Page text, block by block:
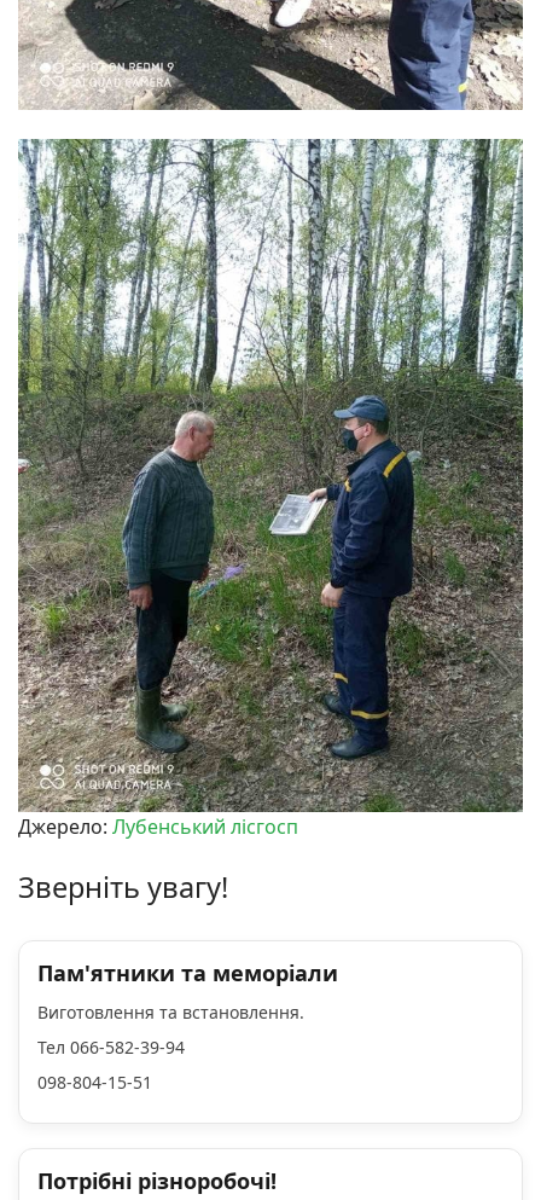
Джерело: Лубенський лісгосп
Зверніть увагу!
Пам'ятники та меморіали
Виготовлення та встановлення.
Тел 066-582-39-94
098-804-15-51
Потрібні різноробочі!